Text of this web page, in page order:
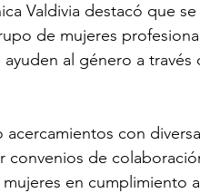
Valdivia destacó que
de mujeres
al género a través
con
convenios de
en cumplimiento